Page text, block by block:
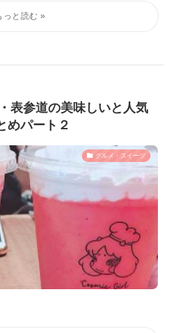
表参道の美味しいと人気
めパート２
グルメ・スイーツ